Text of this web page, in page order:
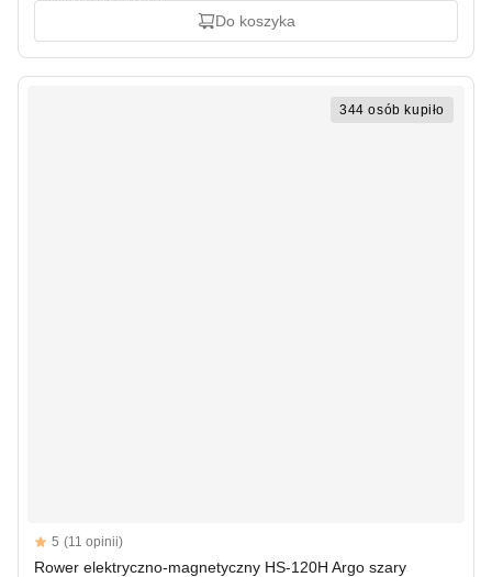
Do koszyka
344 osób kupiło
Reviews
5 out of 5 stars
5 (11 opinii)
Rower elektryczno-magnetyczny HS-120H Argo szary